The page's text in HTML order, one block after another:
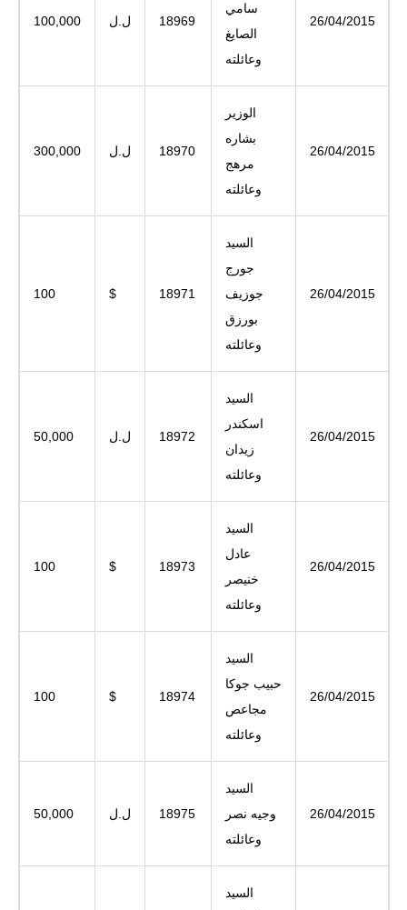
100,000 ل.ل 18969
سامي
الصايغ
وعائلته
26/04/2015
300,000 ل.ل 18970
الوزير
بشاره
مرهج
وعائلته
26/04/2015
100 $ 18971
السيد
جورج
جوزيف
بورزق
وعائلته
26/04/2015
50,000 ل.ل 18972
السيد
اسكندر
زيدان
وعائلته
26/04/2015
100 $ 18973
السيد
عادل
خنيصر
وعائلته
26/04/2015
100 $ 18974
السيد
حبيب جوكا
مجاعص
وعائلته
26/04/2015
50,000 ل.ل 18975
السيد
وجيه نصر
وعائلته
26/04/2015
السيد